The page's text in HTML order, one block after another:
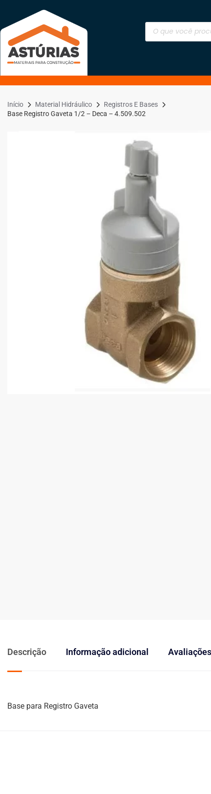
Início Material Hidráulico
Registros E Bases
Base Registro Gaveta 1/2 – Deca – 4.509.502
Descrição Informação adicional
Base para Registro Gaveta